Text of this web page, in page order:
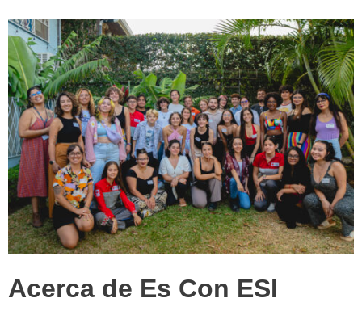
Acerca de Es Con ESI